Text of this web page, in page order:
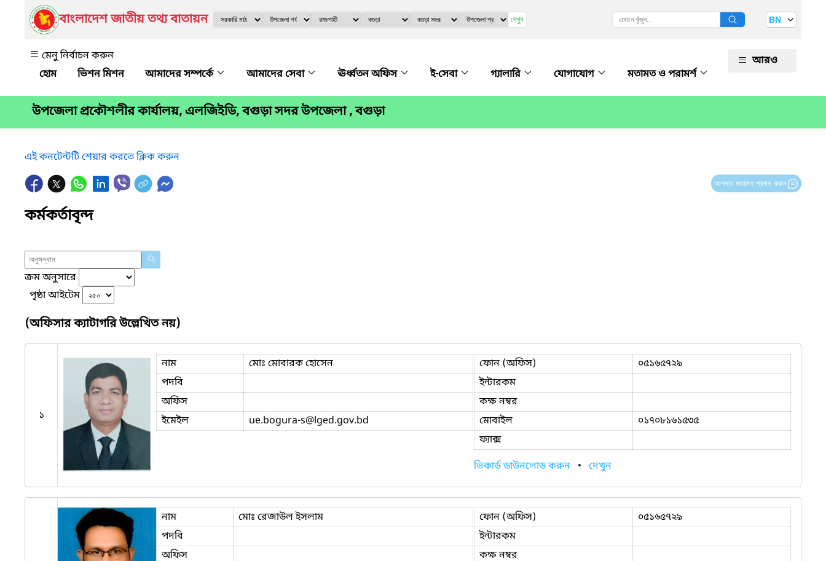
বাংলাদেশ জাতীয় তথ্য বাতায়ন দেখুন BN
মেনু নির্বাচন করুন
ভিশন মিশন
আমাদের সম্পর্কে আমাদের সেবা ঊর্ধ্বতন অফিস ই-সেবা গ্যালারি যোগাযোগ মতামত ও পরামর্শ
আরও
উপজেলা প্রকৌশলীর কার্যালয়, এলজিইডি, বগুড়া সদর উপজেলা , বগুড়া
এই কনটেন্টটি শেয়ার করতে ক্লিক করুন
আপনার মতামত প্রদান করুন
কর্মকর্তাবৃন্দ
ক্রম অনুসারে
পৃষ্ঠা আইটেম
(অফিসার ক্যাটাগরি উল্লেখিত নয়)
১
নাম
মোঃ মোবারক হোসেন
পদবি
অফিস
ইমেইল
ue.bogura-s@lged.gov.bd
ফোন (অফিস)
০৫১৬৫৭২৯
ইন্টারকম
কক্ষ নম্বর
মোবাইল
০১৭০৮১৬১৫৩৫
ফ্যাক্স
ভিকার্ড ডাউনলোড করুন • দেখুন
নাম
মোঃ রেজাউল ইসলাম
পদবি
অফিস
ফোন (অফিস)
০৫১৬৫৭২৯
ইন্টারকম
কক্ষ নম্বর